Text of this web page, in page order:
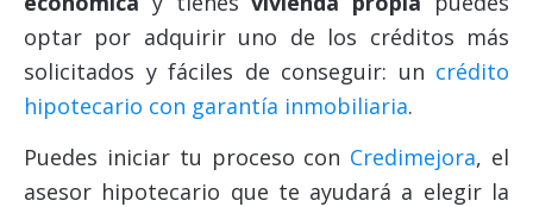
optar por adquirir uno de los créditos más
solicitados y fáciles de conseguir: un crédito
hipotecario con garantía inmobiliaria.
Puedes iniciar tu proceso con Credimejora, el
asesor hipotecario que te ayudará a elegir la